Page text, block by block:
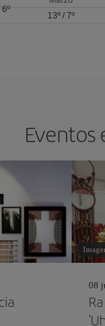
6º
13º /7º
Eventos
08